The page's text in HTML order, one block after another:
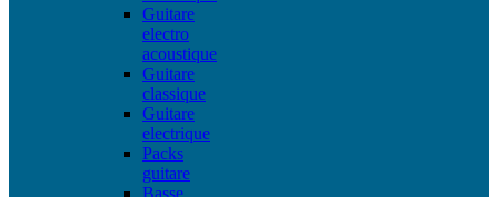
Guitare
electro
acoustique
Guitare
classique
Guitare
electrique
Packs
guitare
Basse